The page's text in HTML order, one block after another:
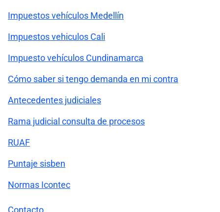
Impuestos vehículos Medellín
Impuestos vehiculos Cali
Impuesto vehículos Cundinamarca
Cómo saber si tengo demanda en mi contra
Antecedentes judiciales
Rama judicial consulta de procesos
RUAF
Puntaje sisben
Normas Icontec
Contacto